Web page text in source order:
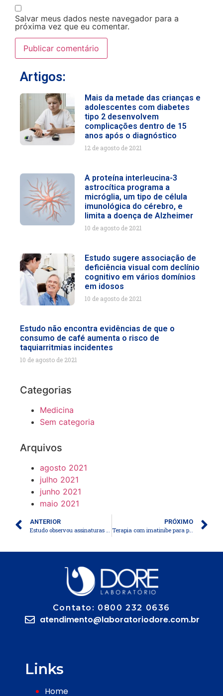
Salvar meus dados neste navegador para a
próxima vez que eu comentar.
Artigos:
Mais da metade das crianças e
adolescentes com diabetes
tipo 2 desenvolvem
complicações dentro de 15
anos após o diagnóstico
12 de agosto de 2021
A proteína interleucina-3
astrocítica programa a
micróglia, um tipo de célula
imunológica do cérebro, e
limita a doença de Alzheimer
10 de agosto de 2021
Estudo sugere associação de
deficiência visual com declínio
cognitivo em vários domínios
em idosos
10 de agosto de 2021
Estudo não encontra evidências de que o
consumo de café aumenta o risco de
taquiarritmias incidentes
10 de agosto de 2021
Categorias
Medicina
Sem categoria
Arquivos
agosto 2021
julho 2021
junho 2021
maio 2021
ANTERIOR
Estudo observou assinaturas metabolômicas plasmáticas em lesões gástricas pré-cancerosas que evoluem para câncer
PRÓXIMO
Terapia com imatinibe para pacientes com diabetes tipo 1 de início recente pode oferecer um novo meio de alterar o curso da doença
Contato: 0800 232 0636
atendimento@laboratoriodore.com.br
Links
Home